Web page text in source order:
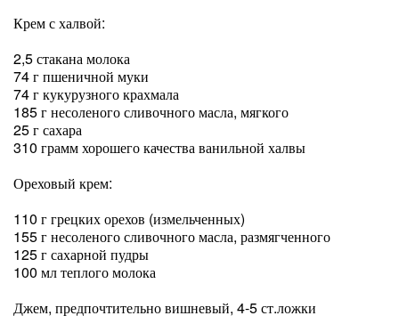
Крем с халвой:
2,5 стакана молока
74 г пшеничной муки
74 г кукурузного крахмала
185 г несоленого сливочного масла, мягкого
25 г сахара
310 грамм хорошего качества ванильной халвы
Ореховый крем:
110 г грецких орехов (измельченных)
155 г несоленого сливочного масла, размягченного
125 г сахарной пудры
100 мл теплого молока
Джем, предпочтительно вишневый, 4-5 ст.ложки